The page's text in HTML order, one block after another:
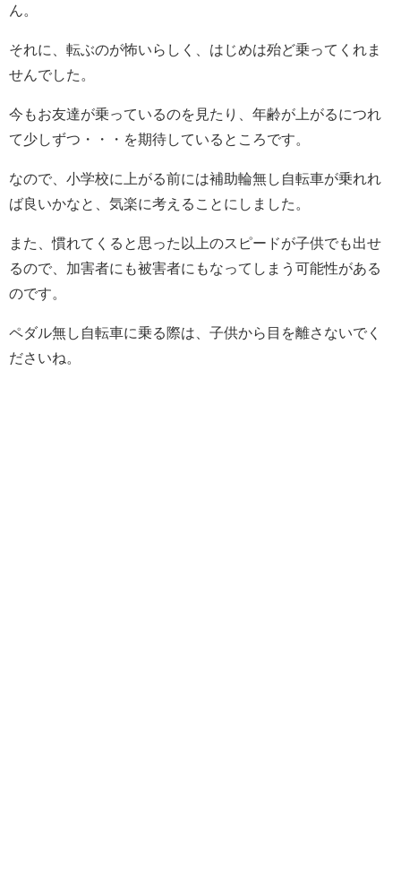
ん。
それに、転ぶのが怖いらしく、はじめは殆ど乗ってくれま
せんでした。
今もお友達が乗っているのを見たり、年齢が上がるにつれ
て少しずつ・・・を期待しているところです。
なので、小学校に上がる前には補助輪無し自転車が乗れれ
ば良いかなと、気楽に考えることにしました。
また、慣れてくると思った以上のスピードが子供でも出せ
るので、加害者にも被害者にもなってしまう可能性がある
のです。
ペダル無し自転車に乗る際は、子供から目を離さないでく
ださいね。